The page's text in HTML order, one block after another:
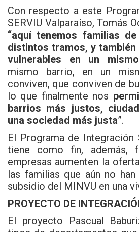
Con respecto a este
SERVIU Valparaíso, Tomás
“aquí tenemos familias
distintos tramos, y
vulnerables en un
mismo barrio, en un
conviven, que conviven de
lo que finalmente nos
barrios más justos,
una sociedad más justa”.
El Programa de Integración
tiene como fin, además,
empresas aumenten la
las familias que aún no
subsidio del MINVU en una
PROYECTO DE
El proyecto Pascual